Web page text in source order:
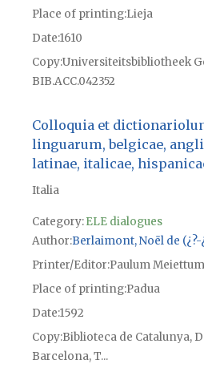
Place of printingLieja
Date1610
CopyUniversiteitsbibliotheek
BIB.ACC.042352
Colloquia et
linguarum, belgicae,
latinae, italicae,
Italia
Category:ELE dialogues
Author Berlaimont, Noël de (¿?-
Printer/Editor Paulum Meiettum
Place of printingPadua
Date1592
CopyBiblioteca de Catalunya,
Barcelona, T...